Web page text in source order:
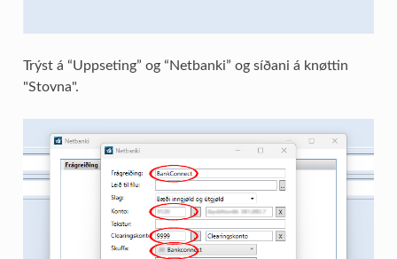
Trýst á “Uppseting” og “Netbanki” og síðani á knøttin
"Stovna".